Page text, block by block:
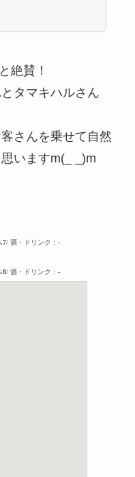
絶賛！
タマキハルさん
さんを乗せて自然
いますm(_ _)m